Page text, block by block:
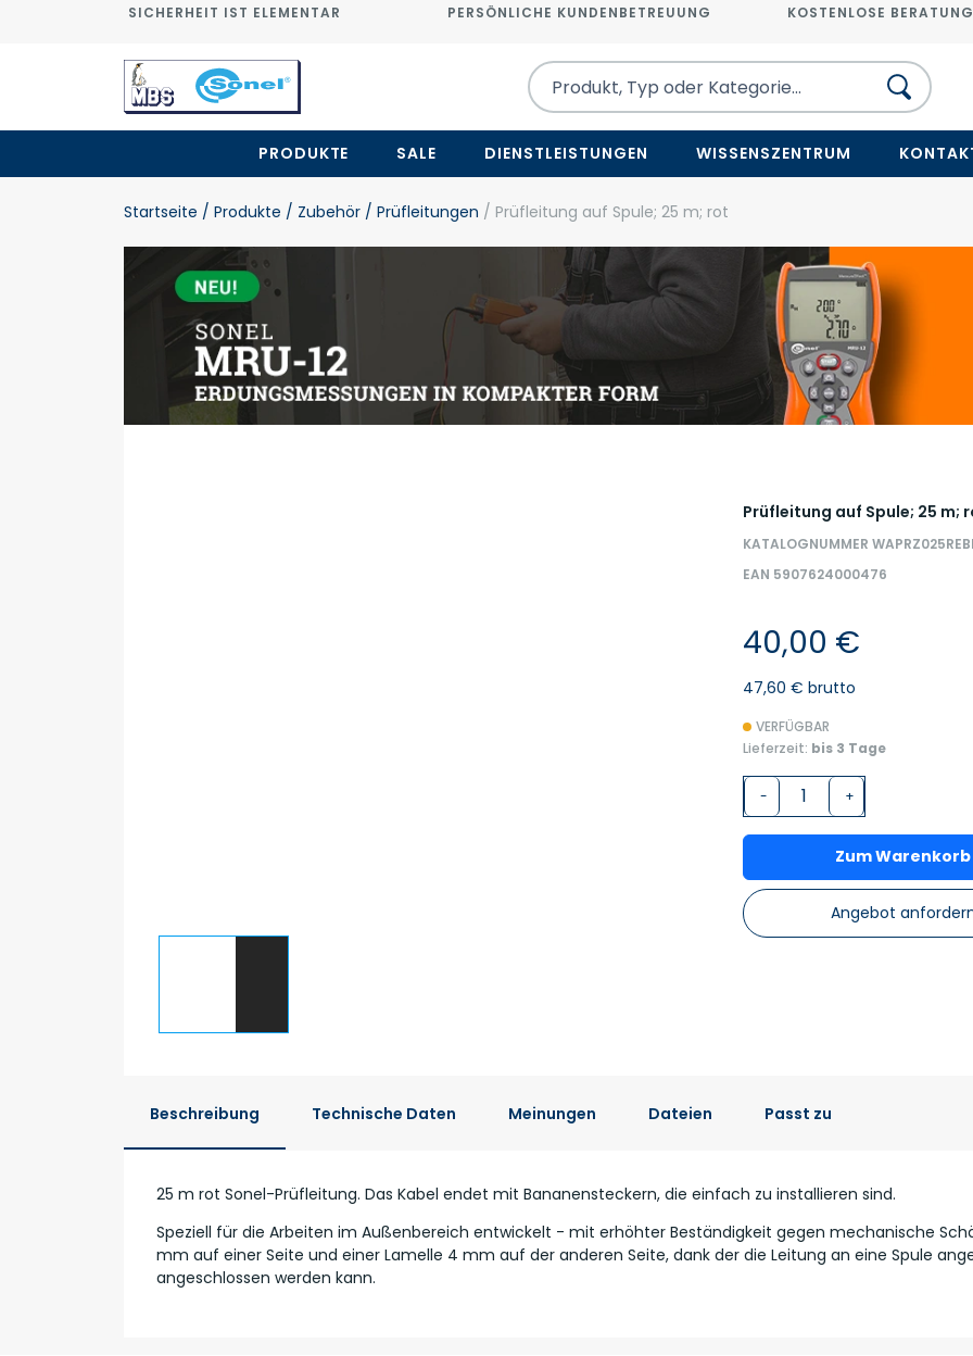
SICHERHEIT IST ELEMENTAR PERSÖNLICHE KUNDENBETREUUNG KOSTENLOSE BERATUNG
PRODUKTE SALE DIENSTLEISTUNGEN WISSENSZENTRUM
Startseite / Produkte / Zubehör / Prüfleitungen / Prüfleitung auf Spule; 25 m; rot
Prüfleitung auf Spule; 25 m;
KATALOGNUMMER
EAN 5907624000476
40,00 €
47,60 € brutto
VERFÜGBAR
Lieferzeit: bis 3 Tage
- +
Zum Warenkorb
Angebot
Beschreibung Technische Daten Meinungen Dateien Passt zu
25 m rot Sonel-Prüfleitung. Das Kabel endet mit Bananensteckern, die einfach zu installieren sind.
Speziell für die Arbeiten im Außenbereich entwickelt - mit erhöhter Beständigkeit gegen mechanische
mm auf einer Seite und einer Lamelle 4 mm auf der anderen Seite, dank der die Leitung an eine Spule
angeschlossen werden kann.